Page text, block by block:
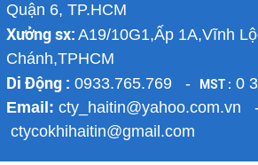
Quận 6, TP.HCM
Xưởng sx: A19/10G1,Ấp 1A,Vĩnh
Chánh,TPHCM
Di Động : 0933.765.769 - MST : 0
Email: cty_haitin@yahoo.com.vn
ctycokhihaitin@gmail.com